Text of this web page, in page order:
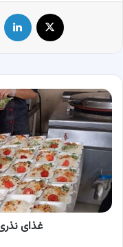
غذای
نذری
محرم
هر
شهر
چیست؟
غذای